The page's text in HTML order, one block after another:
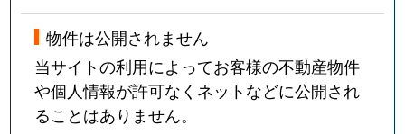
物件は公開されません
当サイトの利用によってお客様の不動産物件
や個人情報が許可なくネットなどに公開され
ることはありません。